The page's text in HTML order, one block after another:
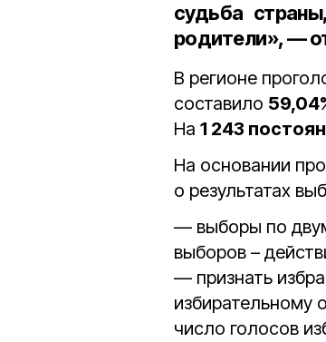
судьба
родители», —
В регионе
составило
На 1 243
На основании
о результатах
— выборы по
выборов –
— признать
избирательному
число голосов